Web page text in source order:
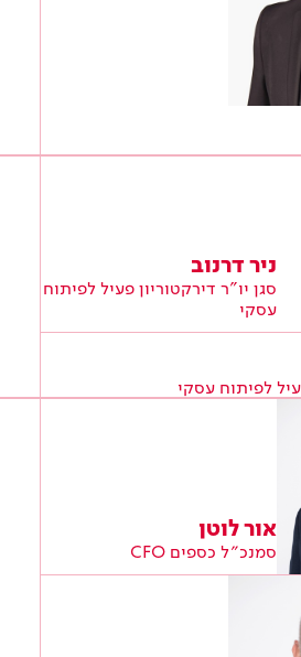
ניר דרנוב
סגן יו"ר דירקטוריון פעיל לפיתוח
עסקי
לפיתוח עסקי
אור לוטן
סמנכ״ל כספים CFO